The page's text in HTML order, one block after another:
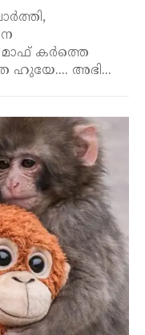
കർത്തെ
ഹുയേ.... അഭി...